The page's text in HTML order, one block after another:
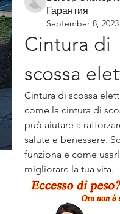
Гарантия
September 8, 2023
Cintura di
scossa
Cintura di scossa
come la cintura di
può aiutare a
salute e benessere.
funziona e come
migliorare la tua vita.